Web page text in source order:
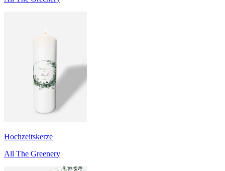
Hochzeitskerze
All The Greenery